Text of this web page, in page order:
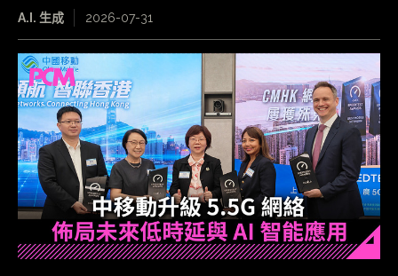
A.I. 生成 2026-07-31